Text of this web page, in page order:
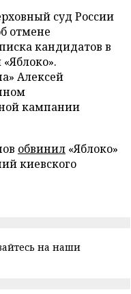
суд России
отмене
кандидатов в
Алексей
кампании
обвинил «Яблоко»
киевского
на наши